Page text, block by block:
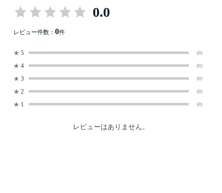
0.0
レビュー件数： 0件
★ 5 (0)
★ 4 (0)
★ 3 (0)
★ 2 (0)
★ 1 (0)
レビューはありません。